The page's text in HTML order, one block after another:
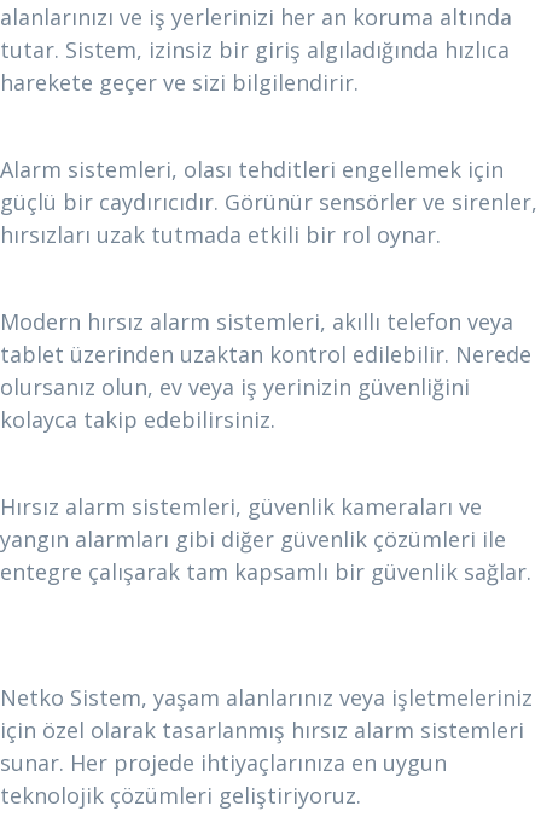
alanlarınızı ve iş yerlerinizi her an koruma altında
tutar. Sistem, izinsiz bir giriş algıladığında hızlıca
harekete geçer ve sizi bilgilendirir.
Alarm sistemleri, olası tehditleri engellemek için
güçlü bir caydırıcıdır. Görünür sensörler ve sirenler,
hırsızları uzak tutmada etkili bir rol oynar.
Modern hırsız alarm sistemleri, akıllı telefon veya
tablet üzerinden uzaktan kontrol edilebilir. Nerede
olursanız olun, ev veya iş yerinizin güvenliğini
kolayca takip edebilirsiniz.
Hırsız alarm sistemleri, güvenlik kameraları ve
yangın alarmları gibi diğer güvenlik çözümleri ile
entegre çalışarak tam kapsamlı bir güvenlik sağlar.
Netko Sistem, yaşam alanlarınız veya işletmeleriniz
için özel olarak tasarlanmış hırsız alarm sistemleri
sunar. Her projede ihtiyaçlarınıza en uygun
teknolojik çözümleri geliştiriyoruz.